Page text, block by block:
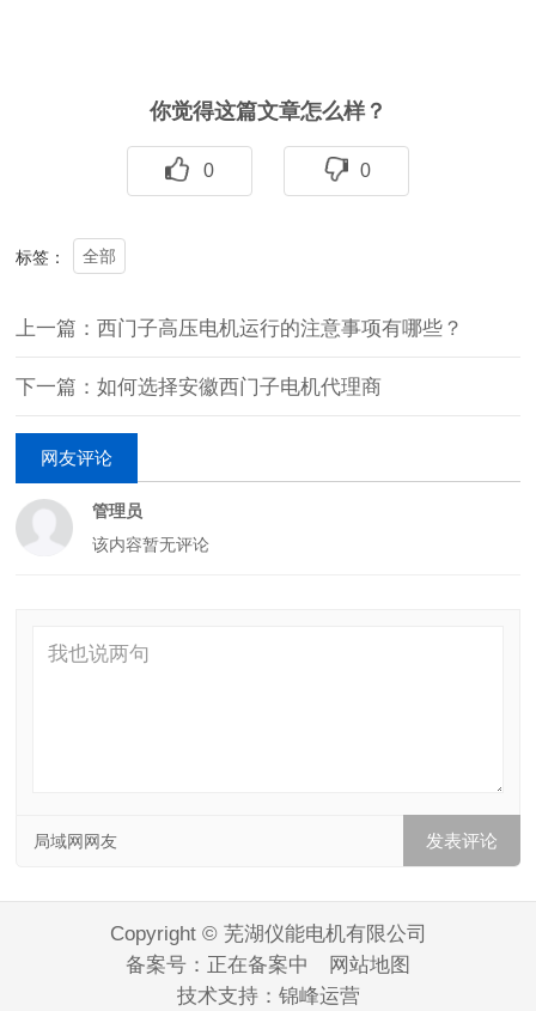
你觉得这篇文章怎么样？
0 0
标签： 全部
上一篇：西门子高压电机运行的注意事项有哪些？
下一篇：如何选择安徽西门子电机代理商
网友评论
管理员
该内容暂无评论
局域网网友
Copyright © 芜湖仪能电机有限公司
备案号： 正在备案中
网站地图
技术支持： 锦峰运营